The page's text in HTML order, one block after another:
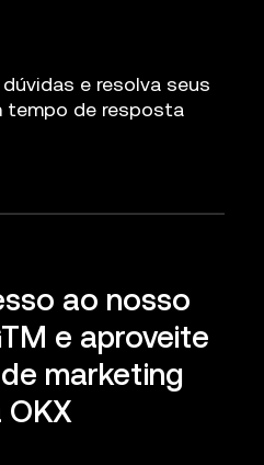
e resolva seus
tempo de resposta
ao nosso
e aproveite
marketing